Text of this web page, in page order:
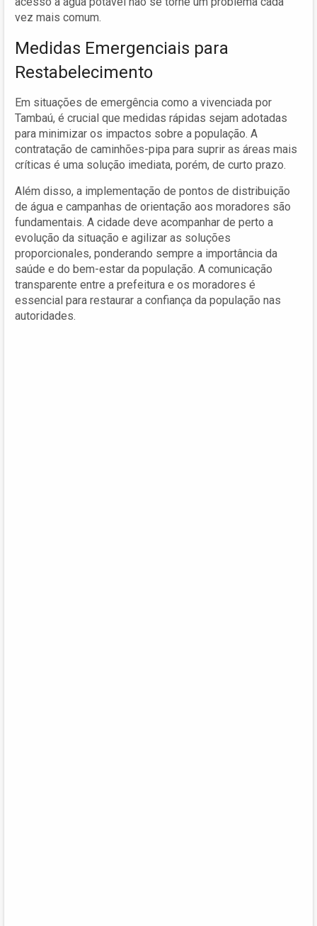
vez mais comum.
Medidas Emergenciais para
Restabelecimento
Em situações de emergência como a vivenciada por
Tambaú, é crucial que medidas rápidas sejam adotadas
para minimizar os impactos sobre a população. A
contratação de caminhões-pipa para suprir as áreas mais
críticas é uma solução imediata, porém, de curto prazo.
Além disso, a implementação de pontos de distribuição
de água e campanhas de orientação aos moradores são
fundamentais. A cidade deve acompanhar de perto a
evolução da situação e agilizar as soluções
proporcionales, ponderando sempre a importância da
saúde e do bem-estar da população. A comunicação
transparente entre a prefeitura e os moradores é
essencial para restaurar a confiança da população nas
autoridades.